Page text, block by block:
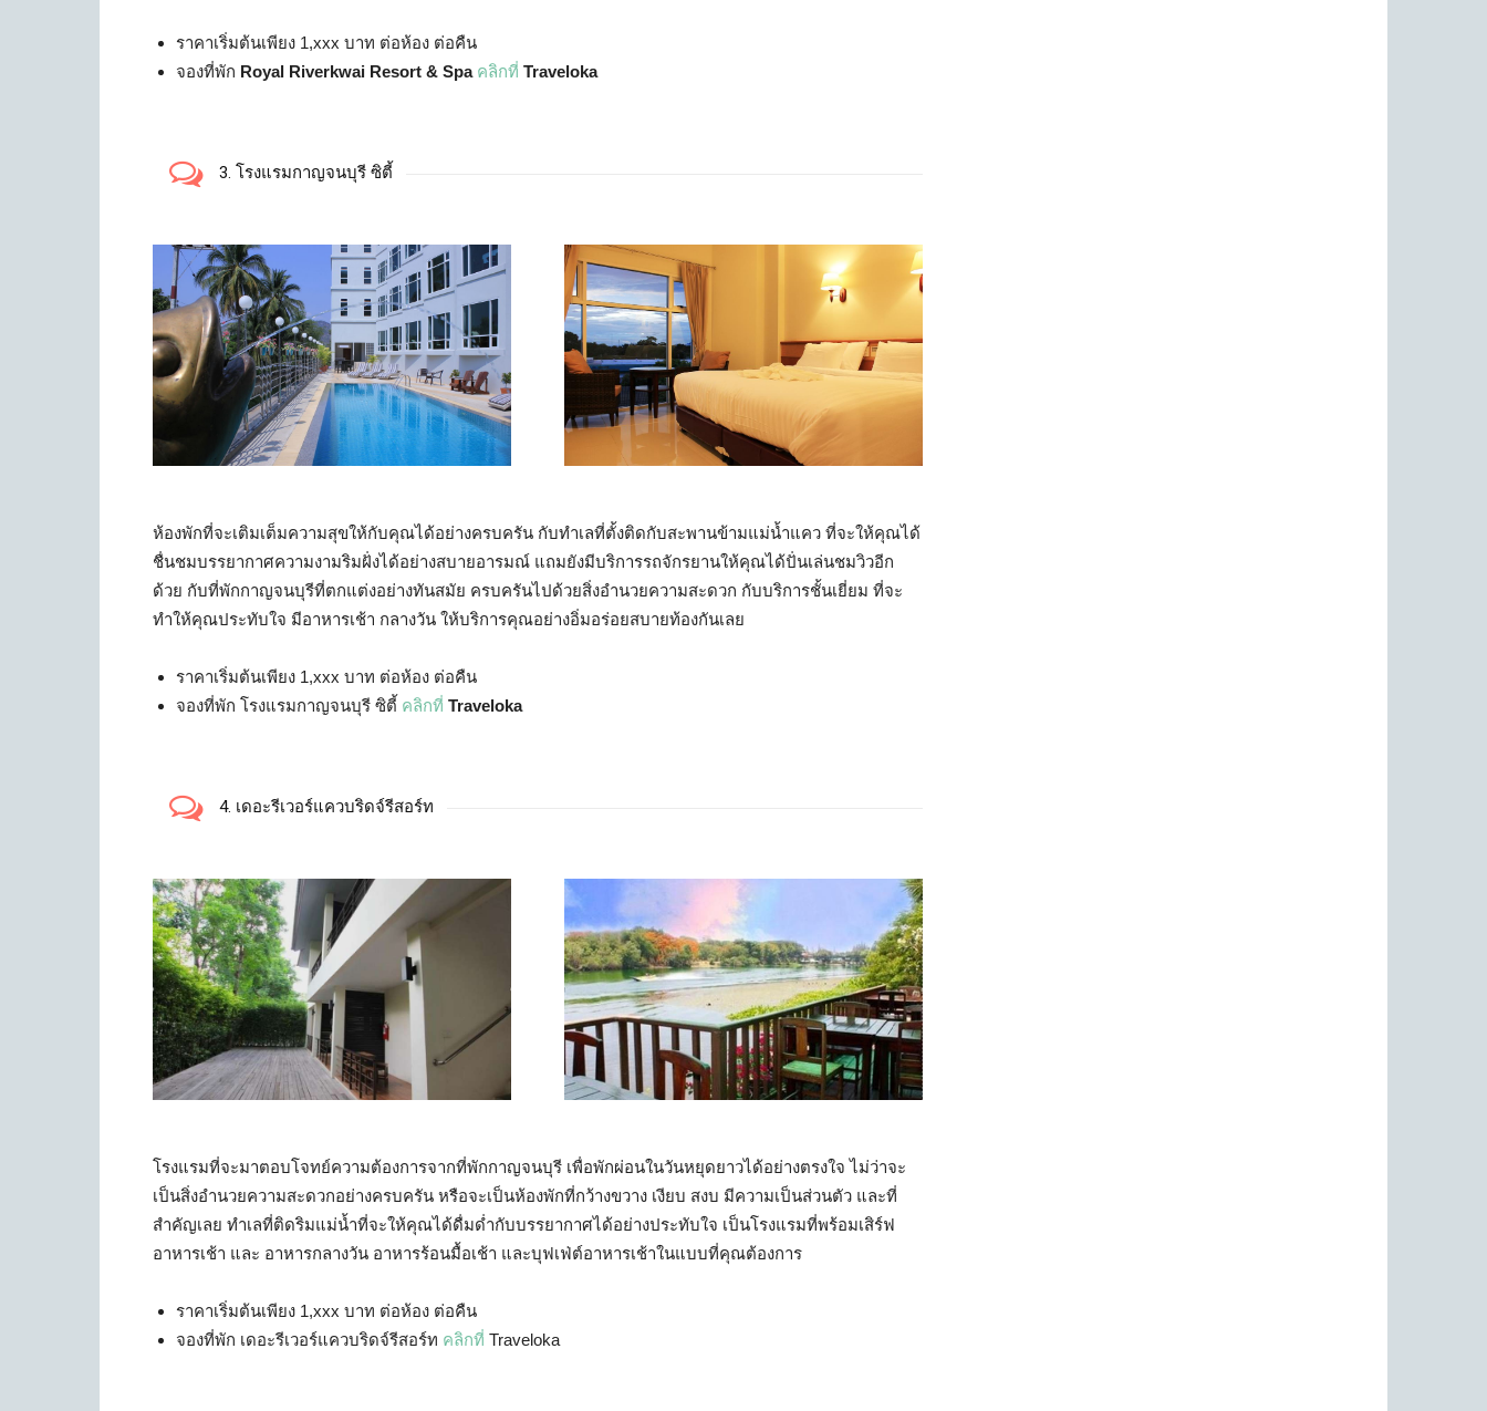
ราคาเริ่มต้นเพียง 1,xxx บาท ต่อห้อง ต่อคืน
จองที่พัก Royal Riverkwai Resort & Spa คลิกที่ Traveloka
3. โรงแรมกาญจนบุรี ซิตี้
ห้องพักที่จะเติมเต็มความสุขให้กับคุณได้อย่างครบครัน กับทำเลที่ตั้งติดกับสะพานข้ามแม่น้ำแคว ที่จะให้คุณได้
ชื่นชมบรรยากาศความงามริมฝั่งได้อย่างสบายอารมณ์ แถมยังมีบริการรถจักรยานให้คุณได้ปั่นเล่นชมวิวอีก
ด้วย กับที่พักกาญจนบุรีที่ตกแต่งอย่างทันสมัย ครบครันไปด้วยสิ่งอำนวยความสะดวก กับบริการชั้นเยี่ยม ที่จะ
ทำให้คุณประทับใจ มีอาหารเช้า กลางวัน ให้บริการคุณอย่างอิ่มอร่อยสบายท้องกันเลย
ราคาเริ่มต้นเพียง 1,xxx บาท ต่อห้อง ต่อคืน
จองที่พัก โรงแรมกาญจนบุรี ซิตี้ คลิกที่ Traveloka
4. เดอะรีเวอร์แควบริดจ์รีสอร์ท
โรงแรมที่จะมาตอบโจทย์ความต้องการจากที่พักกาญจนบุรี เพื่อพักผ่อนในวันหยุดยาวได้อย่างตรงใจ ไม่ว่าจะ
เป็นสิ่งอำนวยความสะดวกอย่างครบครัน หรือจะเป็นห้องพักที่กว้างขวาง เงียบ สงบ มีความเป็นส่วนตัว และที่
สำคัญเลย ทำเลที่ติดริมแม่น้ำที่จะให้คุณได้ดื่มด่ำกับบรรยากาศได้อย่างประทับใจ เป็นโรงแรมที่พร้อมเสิร์ฟ
อาหารเช้า และ อาหารกลางวัน อาหารร้อนมื้อเช้า และบุฟเฟ่ต์อาหารเช้าในแบบที่คุณต้องการ
ราคาเริ่มต้นเพียง 1,xxx บาท ต่อห้อง ต่อคืน
จองที่พัก เดอะรีเวอร์แควบริดจ์รีสอร์ท คลิกที่ Traveloka